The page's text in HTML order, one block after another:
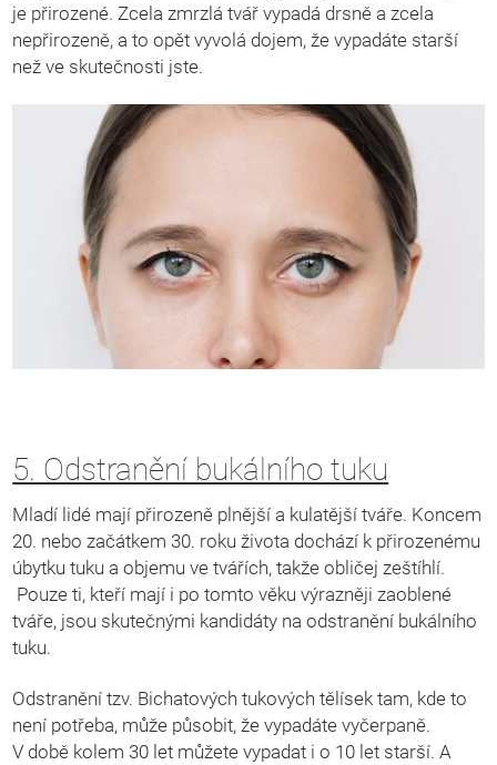
je přirozené. Zcela zmrzlá tvář vypadá drsně a zcela
nepřirozeně, a to opět vyvolá dojem, že vypadáte starší
než ve skutečnosti jste.
5. Odstranění bukálního tuku
Mladí lidé mají přirozeně plnější a kulatější tváře. Koncem
20. nebo začátkem 30. roku života dochází k přirozenému
úbytku tuku a objemu ve tvářích, takže obličej zeštíhlí.
Pouze ti, kteří mají i po tomto věku výrazněji zaoblené
tváře, jsou skutečnými kandidáty na odstranění bukálního
tuku.
Odstranění tzv. Bichatových tukových tělísek tam, kde to
není potřeba, může působit, že vypadáte vyčerpaně.
V době kolem 30 let můžete vypadat i o 10 let starší. A